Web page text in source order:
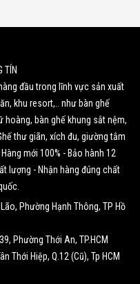
TÍN
đầu trong lĩnh vực sản xuất
khu resort,.. như bàn ghế
hoàng, bàn ghế khung sắt nệm,
thư giãn, xích đu, giường tắm
mới 100% - Bảo hành 12
lượng - Nhận hàng đúng chất
Phường Hạnh Thông, TP Hồ
Phường Thới An, TP.HCM
Thới Hiệp, Q.12 (Cũ), Tp HCM